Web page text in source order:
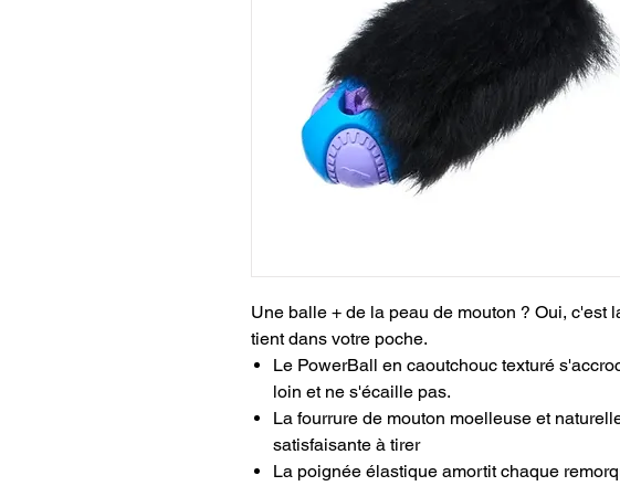
Une balle + de la peau de mouton ? Oui, c'est
tient dans votre poche.
Le PowerBall en caoutchouc texturé
loin et ne s'écaille pas.
La fourrure de mouton moelleuse et
satisfaisante à tirer
La poignée élastique amortit chaque